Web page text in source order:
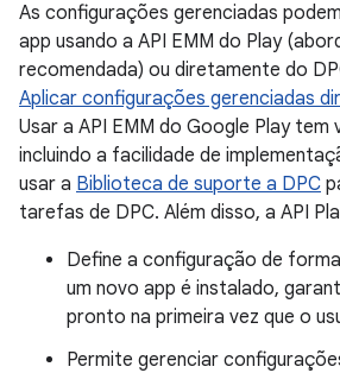
As configurações gerenciadas
app usando a API EMM do Play
recomendada) ou diretamente do
Aplicar configurações gerenciadas
Usar a API EMM do Google Play tem
incluindo a facilidade de
usar a Biblioteca de suporte a DPC
tarefas de DPC. Além disso, a API
Define a configuração de
um novo app é instalado,
pronto na primeira vez que o
Permite gerenciar